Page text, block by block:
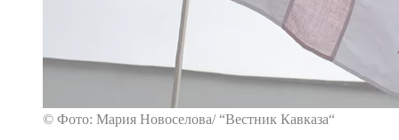
© Фото: Мария Новоселова/ “Вестник Кавказа“